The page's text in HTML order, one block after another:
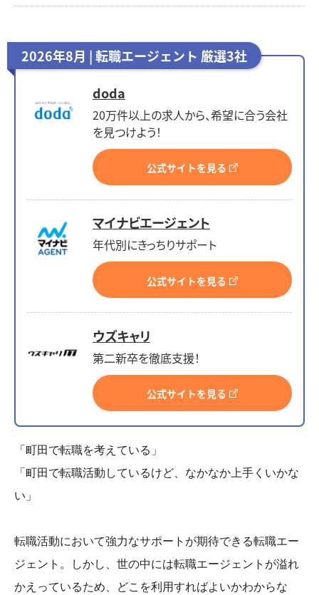
2026年8月 | 転職エージェント 厳選3社
doda
20万件以上の求人から、希望に合う会社
を見つけよう！
公式サイトを見る
マイナビエージェント
年代別にきっちりサポート
公式サイトを見る
ウズキャリ
第二新卒を徹底支援！
公式サイトを見る
「町田で転職を考えている」
「町田で転職活動しているけど、なかなか上手くいかな
い」
転職活動において強力なサポートが期待できる転職エー
ジェント。しかし、世の中には転職エージェントが溢れ
かえっているため、どこを利用すればよいかわからな